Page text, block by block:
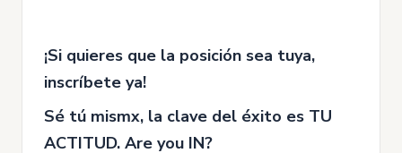
¡Si quieres que la posición sea tuya,
inscríbete ya!
Sé tú mismx, la clave del éxito es TU
ACTITUD. Are you IN?